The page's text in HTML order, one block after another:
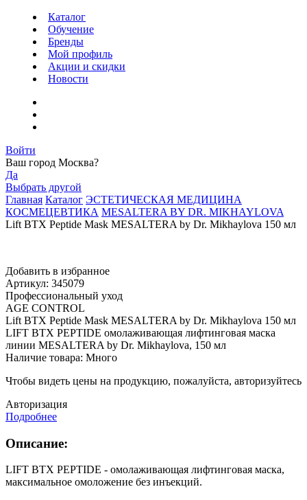
Каталог
Обучение
Бренды
Мой профиль
Акции и скидки
Новости
Войти
Ваш город Москва?
Да
Выбрать другой
Главная Каталог ЭСТЕТИЧЕСКАЯ МЕДИЦИНА
КОСМЕЦЕВТИКА MESALTERA BY DR. MIKHAYLOVA
Lift BTX Peptide Mask MESALTERA by Dr. Mikhaylova 150 мл
Добавить в избранное
Артикул: 345079
Профессиональный уход
AGE CONTROL
Lift BTX Peptide Mask MESALTERA by Dr. Mikhaylova 150 мл
LIFT BTX PEPTIDE омолаживающая лифтинговая маска
линии MESALTERA by Dr. Mikhaylova, 150 мл
Наличие товара: Много
Чтобы видеть цены на продукцию, пожалуйста, авторизуйтесь
Авторизация
Подробнее
Описание:
LIFT BTX PEPTIDE - омолаживающая лифтинговая маска,
максимальное омоложение без инъекций.